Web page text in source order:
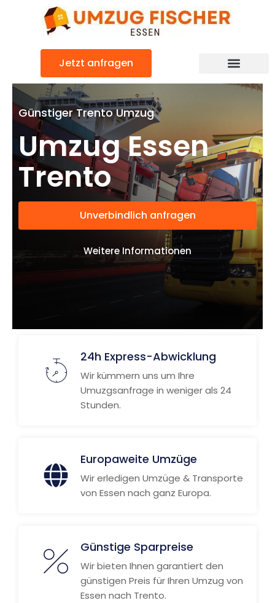
Jetzt anfragen
Günstiger Trento Umzug
Umzug Essen
Trento
Unverbindlich anfragen
Weitere Informationen
24h Express-Abwicklung
Wir kümmern uns um Ihre
Umuzgsanfrage in weniger als 24
Stunden.
Europaweite Umzüge
Wir erledigen Umzüge & Transporte
von Essen nach ganz Europa.
Günstige Sparpreise
Wir bieten Ihnen garantiert den
günstigen Preis für Ihren Umzug von
Essen nach Trento.